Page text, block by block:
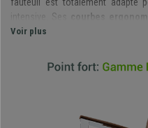
fauteuil est totalement adapté
intensive. Ses
courbes
assise et de son dossier,
dossier haut du siègeen fait
grande taille. Les personnes
, qui
’appui-tête
Voir plus